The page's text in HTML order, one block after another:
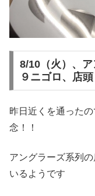
8/10（火）、
９ニゴロ、店頭
昨日近くを通った
念！！
アングラーズ系列
いるようです